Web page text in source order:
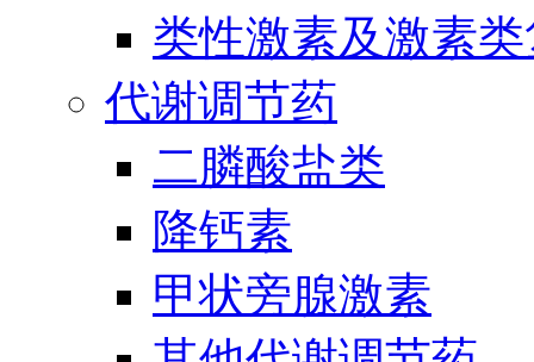
类性激素及激素
代谢调节药
二膦酸盐类
降钙素
甲状旁腺激素